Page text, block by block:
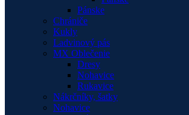
Pánske
Chrániče
Kukly
Ladvinový pás
MX Oblečenie
Dresy
Nohavice
Rukavice
Nákrčníky, šatky
Nohavice